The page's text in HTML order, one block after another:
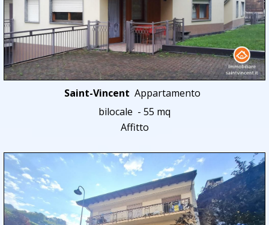
Saint-Vincent Appartamento
bilocale - 55 mq
Affitto